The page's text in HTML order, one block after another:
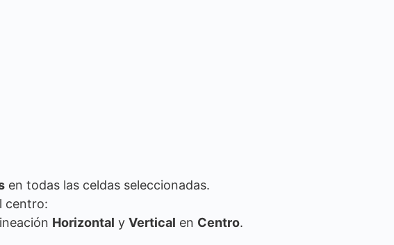
en todas las celdas seleccionadas.
centro:
Horizontal y Vertical en Centro.